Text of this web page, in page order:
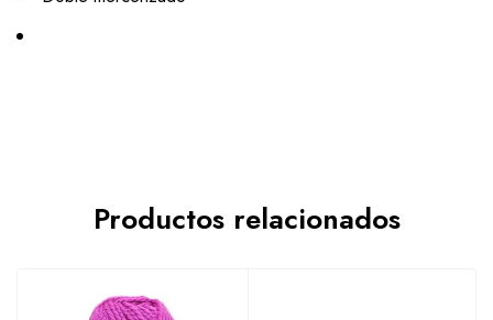
Productos relacionados